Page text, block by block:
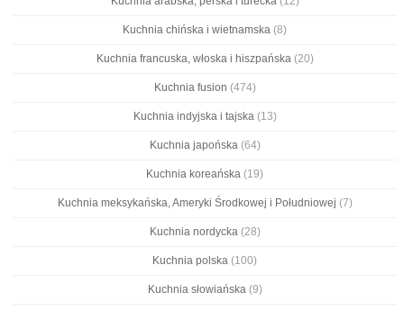
Kuchnia chińska i wietnamska (8)
Kuchnia francuska, włoska i hiszpańska(20)
Kuchnia fusion (474)
Kuchnia indyjska i tajska(13)
Kuchnia japońska(64)
Kuchnia koreańska (19)
Kuchnia meksykańska, Ameryki Środkowej i Południowej (7)
Kuchnia nordycka(28)
Kuchnia polska (100)
Kuchnia słowiańska(9)